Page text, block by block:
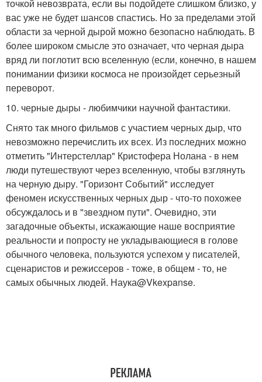
точкой невозврата, если вы подойдете слишком близко, у
вас уже не будет шансов спастись. Но за пределами этой
области за черной дырой можно безопасно наблюдать. В
более широком смысле это означает, что черная дыра
вряд ли поглотит всю вселенную (если, конечно, в нашем
понимании физики космоса не произойдет серьезный
переворот.
10. черные дыры - любимчики научной фантастики.
Снято так много фильмов с участием черных дыр, что
невозможно перечислить их всех. Из последних можно
отметить "Интерстеллар" Кристофера Нолана - в нем
люди путешествуют через вселенную, чтобы взглянуть
на черную дыру. "Горизонт Событий" исследует
феномен искусственных черных дыр - что-то похожее
обсуждалось и в "звездном пути". Очевидно, эти
загадочные объекты, искажающие наше восприятие
реальности и попросту не укладывающиеся в голове
обычного человека, пользуются успехом у писателей,
сценаристов и режиссеров - тоже, в общем - то, не
самых обычных людей. Наука@Vkexpanse.